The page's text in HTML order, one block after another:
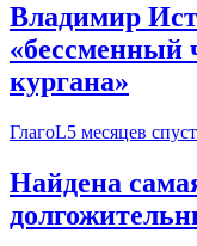
Владимир
«бессменный
кургана»
ГлагоL5 месяцев
Найдена